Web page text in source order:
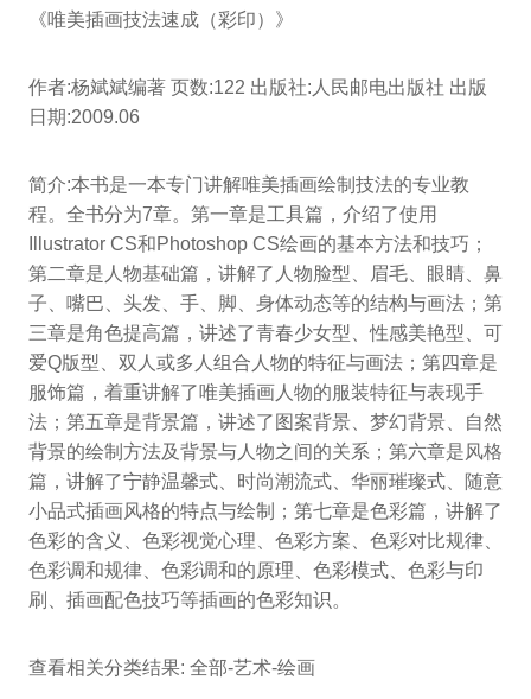
《唯美插画技法速成（彩印）》
作者:杨斌斌编著 页数:122 出版社:人民邮电出版社 出版
日期:2009.06
简介:本书是一本专门讲解唯美插画绘制技法的专业教
程。全书分为7章。第一章是工具篇，介绍了使用
Illustrator CS和Photoshop CS绘画的基本方法和技巧；
第二章是人物基础篇，讲解了人物脸型、眉毛、眼睛、鼻
子、嘴巴、头发、手、脚、身体动态等的结构与画法；第
三章是角色提高篇，讲述了青春少女型、性感美艳型、可
爱Q版型、双人或多人组合人物的特征与画法；第四章是
服饰篇，着重讲解了唯美插画人物的服装特征与表现手
法；第五章是背景篇，讲述了图案背景、梦幻背景、自然
背景的绘制方法及背景与人物之间的关系；第六章是风格
篇，讲解了宁静温馨式、时尚潮流式、华丽璀璨式、随意
小品式插画风格的特点与绘制；第七章是色彩篇，讲解了
色彩的含义、色彩视觉心理、色彩方案、色彩对比规律、
色彩调和规律、色彩调和的原理、色彩模式、色彩与印
刷、插画配色技巧等插画的色彩知识。
查看相关分类结果: 全部-艺术-绘画